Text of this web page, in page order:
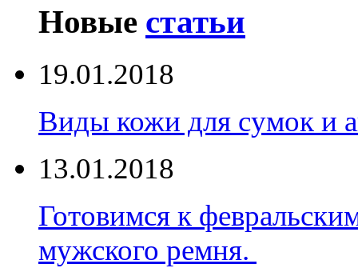
Новые статьи
19.01.2018
Виды кожи для сумок и
13.01.2018
Готовимся к
мужского ремня.